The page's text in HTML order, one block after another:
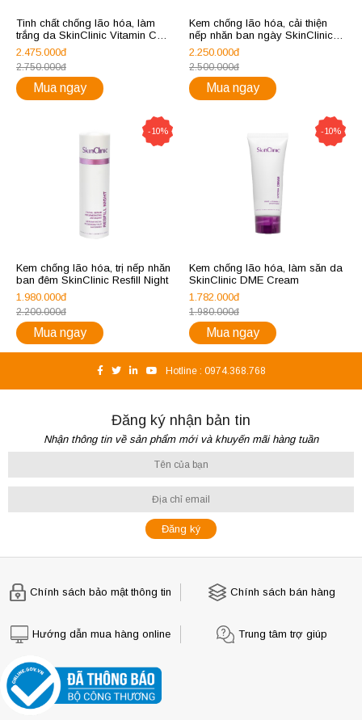
Tinh chất chống lão hóa, làm
trắng da SkinClinic Vitamin C
20%
2.475.000đ
2.750.000đ
Mua ngay
Kem chống lão hóa, cải thiện
nếp nhăn ban ngày SkinClinic
Resfill Day
2.250.000đ
2.500.000đ
Mua ngay
-10%
Kem chống lão hóa, trị nếp nhăn
ban đêm SkinClinic Resfill Night
1.980.000đ
2.200.000đ
Mua ngay
-10%
Kem chống lão hóa, làm săn da
SkinClinic DME Cream
1.782.000đ
1.980.000đ
Mua ngay
Hotline : 0974.368.768
Đăng ký nhận bản tin
Nhận thông tin về sản phẩm mới và khuyến mãi hàng tuần
Chính sách bảo mật thông tin Chính sách bán hàng
Hướng dẫn mua hàng online Trung tâm trợ giúp